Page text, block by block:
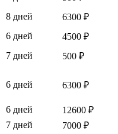
8 дней
6300 ₽
6 дней
4500 ₽
7 дней
500 ₽
6 дней 6300 ₽
6 дней
12600 ₽
7 дней
7000 ₽